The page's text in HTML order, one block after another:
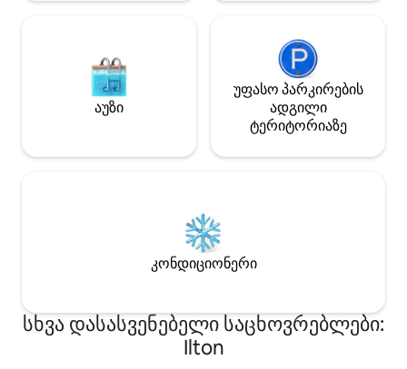
აუზი
უფასო პარკირების
ადგილი
ტერიტორიაზე
კონდიციონერი
სხვა დასასვენებელი საცხოვრებლები:
Ilton